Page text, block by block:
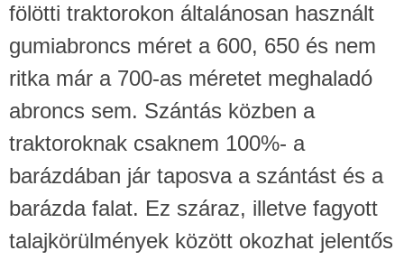
fölötti traktorokon általánosan használt
gumiabroncs méret a 600, 650 és nem
ritka már a 700-as méretet meghaladó
abroncs sem. Szántás közben a
traktoroknak csaknem 100%- a
barázdában jár taposva a szántást és a
barázda falat. Ez száraz, illetve fagyott
talajkörülmények között okozhat jelentős